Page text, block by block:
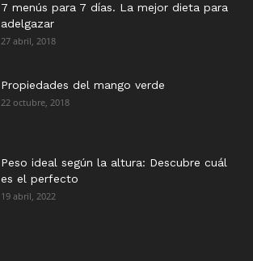
7 menús para 7 días. La mejor dieta para
adelgazar
27 abril, 2018
Propiedades del mango verde
22 octubre, 2018
Peso ideal según la altura: Descubre cuál
es el perfecto
19 abril, 2022